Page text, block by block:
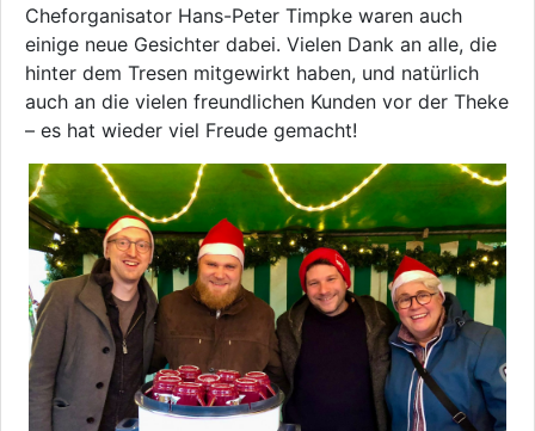
Cheforganisator Hans-Peter Timpke waren auch
einige neue Gesichter dabei. Vielen Dank an alle, die
hinter dem Tresen mitgewirkt haben, und natürlich
auch an die vielen freundlichen Kunden vor der Theke
– es hat wieder viel Freude gemacht!